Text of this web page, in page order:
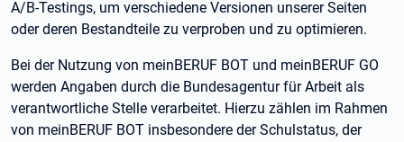
A/B-Testings, um verschiedene Versionen unserer Seiten
oder deren Bestandteile zu verproben und zu optimieren.
Bei der Nutzung von meinBERUF BOT und meinBERUF GO
werden Angaben durch die Bundesagentur für Arbeit als
verantwortliche Stelle verarbeitet. Hierzu zählen im Rahmen
von meinBERUF BOT insbesondere der Schulstatus, der